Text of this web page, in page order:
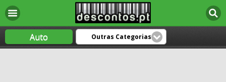
Auto Outras Categorias